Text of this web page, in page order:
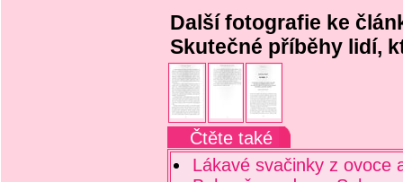
Další fotografie ke
Skutečné příběhy lidí,
Čtěte také
Lákavé svačinky z ovoce